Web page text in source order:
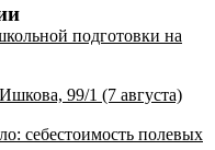
подготовки на
99/1 (7 августа)
себестоимость полевых